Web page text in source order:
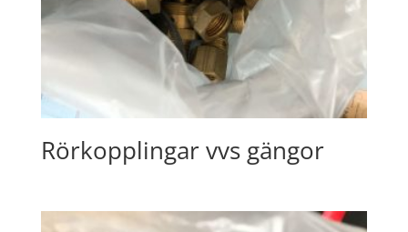
Rörkopplingar vvs gängor